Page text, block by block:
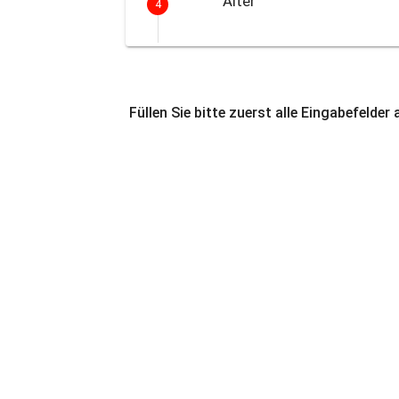
4
Füllen Sie bitte zuerst alle Eingabefelder